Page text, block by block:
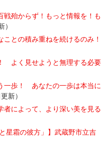
戦殆からず！もっと情報を！も
）
ことの積み重ねを続けるのみ！
よく見せようと無理する必要
一歩！ あなたの一歩は本当に
新）
者によって、より深い美を見る
星霜の彼方」】武蔵野市立吉